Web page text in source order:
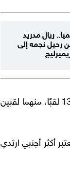
ريال مدريد
رحيل نجمه إلى
وفي الفترة السابقة التي ارتدى فيها مارسيلو قميص ريال مدريد حصد مع الفريق 13 لقبًا، منهما لقبين
يعتبر أكثر أجنبي ارتدي